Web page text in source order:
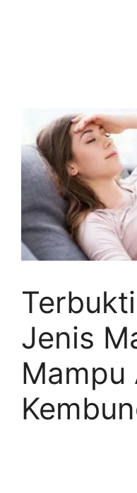
Jenis
Mampu